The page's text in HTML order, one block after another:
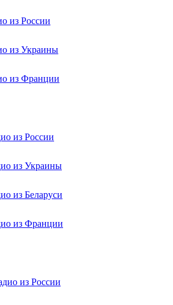
из России
из Украины
из Франции
из России
из Украины
из Беларуси
из Франции
из России